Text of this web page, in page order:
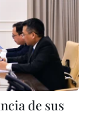
de sus